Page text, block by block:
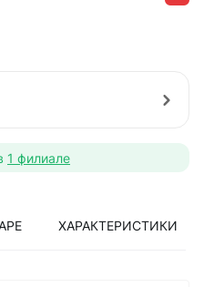
1 филиале
ХАРАКТЕРИСТИКИ